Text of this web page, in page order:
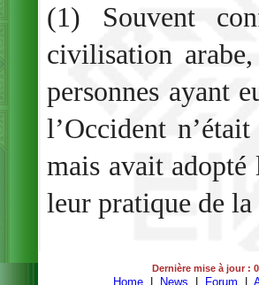
(1) Souvent
civilisation
personnes ayant
l’Occident
mais avait adopté
leur pratique de
Dernière mise à jour :
Home| News | Forum |